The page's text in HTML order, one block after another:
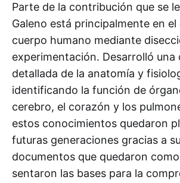
Parte de la contribución que se
Galeno está principalmente en el
cuerpo humano mediante
experimentación. Desarrolló una
detallada de la anatomía y
identificando la función de
cerebro, el corazón y los
estos conocimientos quedaron
futuras generaciones gracias a
documentos que quedaron
sentaron las bases para la